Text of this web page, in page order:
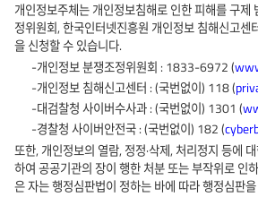
개인정보주체는 개인정보침해로 인한 피해를 구제
정위원회, 한국인터넷진흥원 개인정보 침해신고센
을 신청할 수 있습니다.
-개인정보 분쟁조정위원회 : 1833-6972 (
-개인정보 침해신고센터 : (국번없이) 118 (
-대검찰청 사이버수사과 : (국번없이) 1301 (
-경찰청 사이버안전국 : (국번없이) 182 (
또한, 개인정보의 열람, 정정·삭제, 처리정지 등에
하여 공공기관의 장이 행한 처분 또는 부작위로 인
은 자는 행정심판법이 정하는 바에 따라 행정심판